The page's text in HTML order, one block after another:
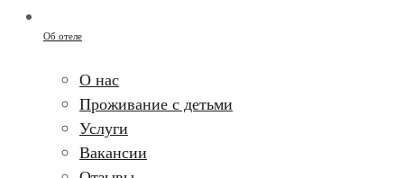
Об отеле
О нас
Проживание с детьми
Услуги
Вакансии